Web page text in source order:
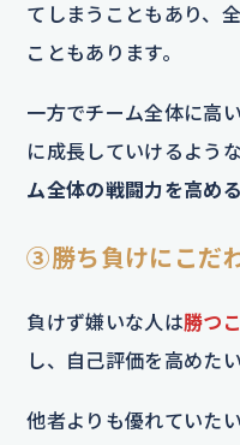
てしまうこともあり、
こともあります。
一方でチーム全体に高
に成長していけるよう
ム全体の戦闘力を高める
③勝ち負けにこだ
負けず嫌いな人は勝つ
し、自己評価を高めた
他者よりも優れていた